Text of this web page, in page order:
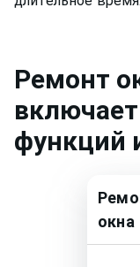
Ремонт
функций
окна